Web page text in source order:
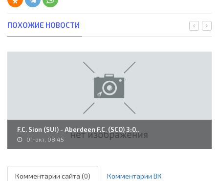
ПОХОЖИЕ НОВОСТИ
F.C. Sion (SUI) - Aberdeen F.C. (SCO) 3:0..
01-окт, 08:45
Комментарии сайта (0) Комментарии ВК